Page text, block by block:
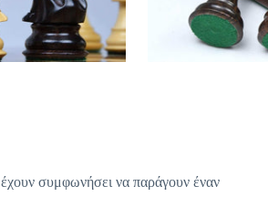
συμφωνήσει να παράγουν έναν